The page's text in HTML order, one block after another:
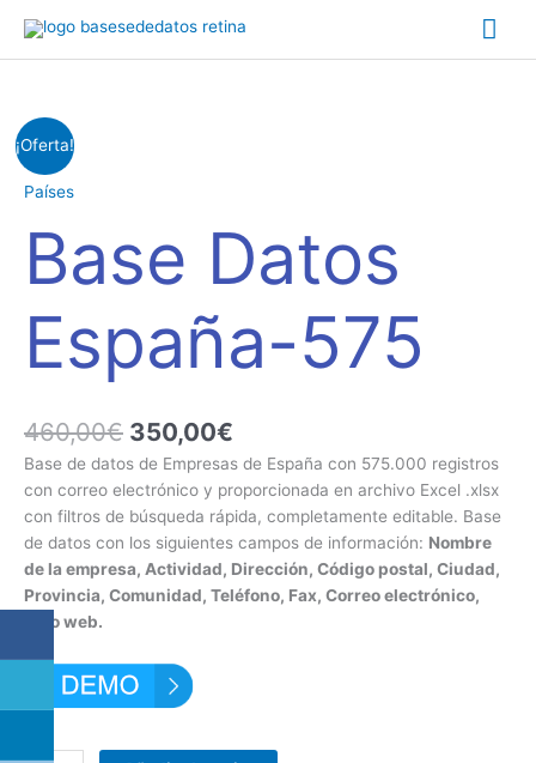
contenido
¡Oferta!
Países
Base Datos
España-575
460,00€
460,00€.
350,00€
350,00€.
Base de datos de Empresas de España con 575.000 registros
con correo electrónico y proporcionada en archivo Excel .xlsx
con filtros de búsqueda rápida, completamente editable. Base
de datos con los siguientes campos de información: Nombre
de la empresa, Actividad, Dirección, Código postal, Ciudad,
Provincia, Comunidad, Teléfono, Fax, Correo electrónico,
Sitio web.
Base
Datos
España-
cantidad